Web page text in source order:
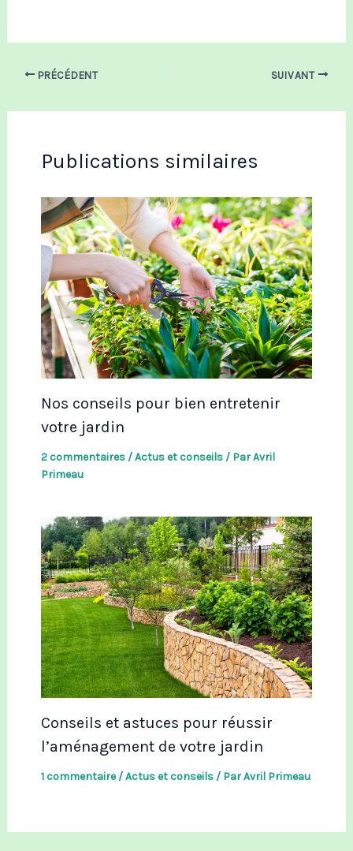
PRÉCÉDENT SUIVANT
Publications similaires
Nos conseils pour bien entretenir
votre jardin
2 commentaires /Actus et conseils/ ParAvril
Primeau
Conseils et astuces pour réussir
l’aménagement de votre jardin
1 commentaire /Actus et conseils/ ParAvril Primeau